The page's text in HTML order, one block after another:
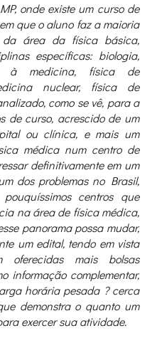
onde existe um curso de
que o aluno faz a maioria
área da física básica,
específicas: biologia,
à medicina, física de
nuclear, física de
como se vê, para a
de curso, acrescido de um
ou clínica, e mais um
médica num centro de
definitivamente em um
dos problemas no Brasil,
centros que
na área de física médica,
panorama possa mudar,
um edital, tendo em vista
oferecidas mais bolsas
informação complementar,
horária pesada ? cerca
demonstra o quanto um
exercer sua atividade.